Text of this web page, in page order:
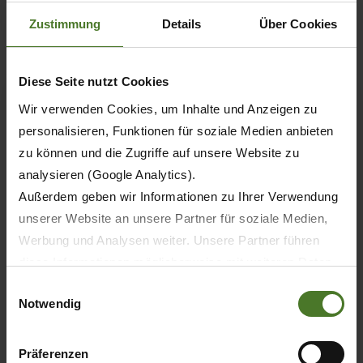
Zustimmung Details Über Cookies
Diese Seite nutzt Cookies
Wir verwenden Cookies, um Inhalte und Anzeigen zu
personalisieren, Funktionen für soziale Medien anbieten
zu können und die Zugriffe auf unsere Website zu
analysieren (Google Analytics).
Außerdem geben wir Informationen zu Ihrer Verwendung
unserer Website an unsere Partner für soziale Medien,
Werbung und Analysen weiter. Unsere Partner führen
sie im Rahmen Ihrer Nutzung der Dienste gesammelt
Wir setzen im Rahmen des Trackings auch Dienstleister
Notwendig
Präferenzen
ПРЕССА